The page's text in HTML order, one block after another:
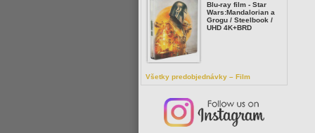
Blu-ray film - Star
Wars:Mandalorian a
Grogu / Steelbook /
UHD 4K+BRD
Všetky predobjednávky – Film